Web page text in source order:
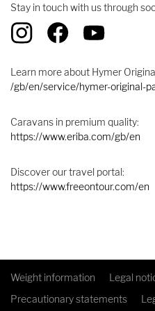
Stay in touch with us through
Learn more about Hymer
/gb/en/service/hymer-original-
Caravans in premium quality:
https://www.eriba.com/gb/en
Discover our travel portal:
https://www.freeontour.com/en
Weight information Legal
Precautionary statements